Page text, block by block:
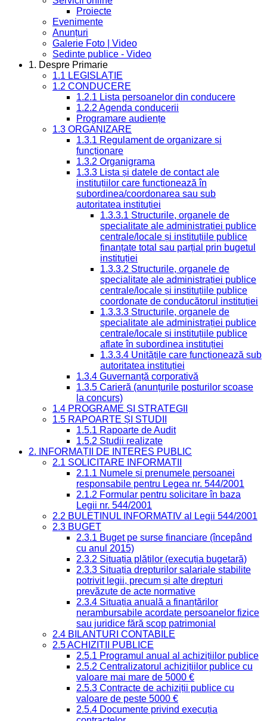
Proiecte
Evenimente
Anunțuri
Galerie Foto | Video
Sedinte publice - Video
1. Despre Primarie
1.1 LEGISLAȚIE
1.2 CONDUCERE
1.2.1 Lista persoanelor din conducere
1.2.2 Agenda conducerii
Programare audiențe
1.3 ORGANIZARE
1.3.1 Regulament de organizare și
funcționare
1.3.2 Organigrama
1.3.3 Lista și datele de contact ale
instituțiilor care funcționează în
subordinea/coordonarea sau sub
autoritatea instituției
1.3.3.1 Structurile, organele de
specialitate ale administrației publice
centrale/locale și instituțiile publice
finanțate total sau parțial prin bugetul
instituției
1.3.3.2 Structurile, organele de
specialitate ale administrației publice
centrale/locale și instituțiile publice
coordonate de conducătorul instituției
1.3.3.3 Structurile, organele de
specialitate ale administrației publice
centrale/locale și instituțiile publice
aflate în subordinea instituției
1.3.3.4 Unitățile care funcționează sub
autoritatea instituției
1.3.4 Guvernanță corporativă
1.3.5 Carieră (anunțurile posturilor scoase
la concurs)
1.4 PROGRAME ȘI STRATEGII
1.5 RAPOARTE ȘI STUDII
1.5.1 Rapoarte de Audit
1.5.2 Studii realizate
2. INFORMAȚII DE INTERES PUBLIC
2.1 SOLICITARE INFORMAȚII
2.1.1 Numele și prenumele persoanei
responsabile pentru Legea nr. 544/2001
2.1.2 Formular pentru solicitare în baza
Legii nr. 544/2001
2.2 BULETINUL INFORMATIV al Legii 544/2001
2.3 BUGET
2.3.1 Buget pe surse financiare (începând
cu anul 2015)
2.3.2 Situația plăților (execuția bugetară)
2.3.3 Situația drepturilor salariale stabilite
potrivit legii, precum și alte drepturi
prevăzute de acte normative
2.3.4 Situația anuală a finanțărilor
nerambursabile acordate persoanelor fizice
sau juridice fără scop patrimonial
2.4 BILANȚURI CONTABILE
2.5 ACHIZIȚII PUBLICE
2.5.1 Programul anual al achizițiilor publice
2.5.2 Centralizatorul achizițiilor publice cu
valoare mai mare de 5000 €
2.5.3 Contracte de achiziții publice cu
valoare de peste 5000 €
2.5.4 Documente privind execuția